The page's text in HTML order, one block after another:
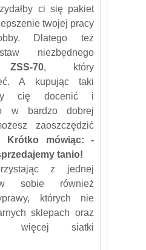
ci się pakiet
twojej pracy
Dlatego też
niezbędnego
ZSS-70, który
A kupując taki
cię docenić i
w bardzo dobrej
zaoszczędzić
Krótko mówiąc: -
tanio!
z jednej
sobie również
których nie
sklepach oraz
więcej siatki